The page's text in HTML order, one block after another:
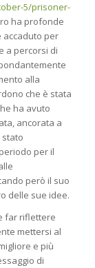
5/prisoner-
ha profonde
accaduto per
a percorsi di
alla
che è stata
ha avuto
ancorata a
stato
per il
però il suo
delle sue idee.
far riflettere
mettersi al
e più
di